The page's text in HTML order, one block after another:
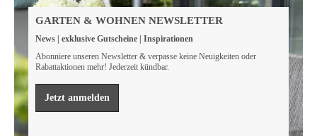
Wir sind FSC® zertifiziert
leisten müssen, um unsere natürlichen Ressourcen zu
bewahren.
Mehr erfahren
GARTEN & WOHNEN NEWSLETTER
News | exklusive Gutscheine | Inspirationen
Abonniere unseren Newsletter & verpasse keine Neuigkeiten oder
Rabattaktionen mehr! Jederzeit kündbar.
Jetzt anmelden